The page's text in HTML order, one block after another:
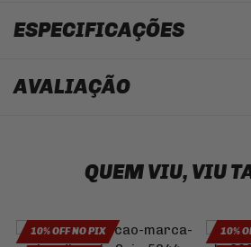
ESPECIFICAÇÕES
AVALIAÇÃO
QUEM VIU, VIU
10% OFF NO PIX 10%